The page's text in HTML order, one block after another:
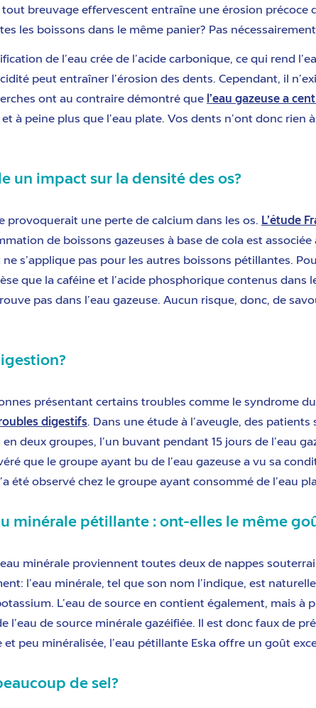
breuvage effervescent entraîne une érosion précoce
les boissons dans le même panier? Pas
de l’eau crée de l’acide carbonique, ce qui rend
peut entraîner l’érosion des dents. Cependant, il
ont au contraire démontré que l’eau gazeuse a
à peine plus que l’eau plate. Vos dents n’ont donc rien
un impact sur la densité des os?
provoquerait une perte de calcium dans les os. L’étude
de boissons gazeuses à base de cola est
s’applique pas pour les autres boissons pétillantes.
que la caféine et l’acide phosphorique contenus dans
pas dans l’eau gazeuse. Aucun risque, donc, de
présentant certains troubles comme le syndrome
digestifs. Dans une étude à l’aveugle, des
deux groupes, l’un buvant pendant 15 jours de l’eau
que le groupe ayant bu de l’eau gazeuse a vu sa
été observé chez le groupe ayant consommé de l’eau
minérale pétillante : ont-elles le même
minérale proviennent toutes deux de nappes
l’eau minérale, tel que son nom l’indique, est
L’eau de source en contient également, mais à
l’eau de source minérale gazéifiée. Il est donc faux de
peu minéralisée, l’eau pétillante Eska offre un goût
de sel?